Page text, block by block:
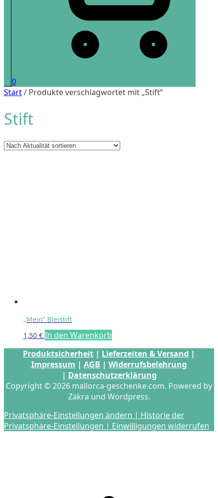
0
Start/ Produkte verschlagwortet mit „Stift“
Stift
„Mein“ Bleistift
1,50 € In den Warenkorb
Produktsicherheit | Lieferzeiten & Versand |
Impressum | AGB | Widerrufsbelehrung
| Datenschutzerklärung
Copyright © 2026 mallorca-geschenke.com. Powered by
Zakra und Wordpress.
Privatsphäre-Einstellungen ändern | Historie der
Privatsphäre-Einstellungen | Einwilligungen widerrufen